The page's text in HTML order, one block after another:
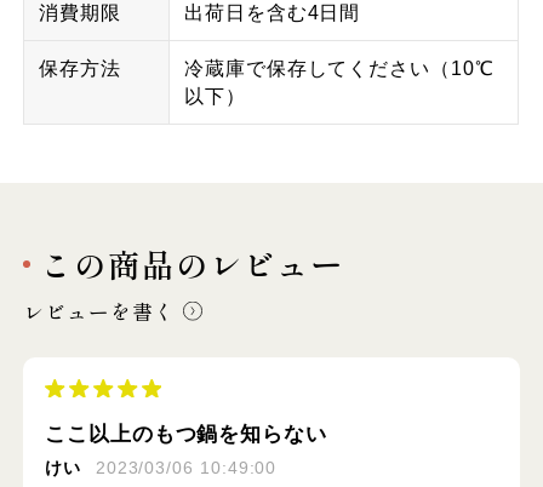
消費期限 出荷日を含む4日間
保存方法
冷蔵庫で保存してください（10℃
以下）
この商品のレビュー
レビューを書く
ここ以上のもつ鍋を知らない
けい
2023/03/06 10:49:00